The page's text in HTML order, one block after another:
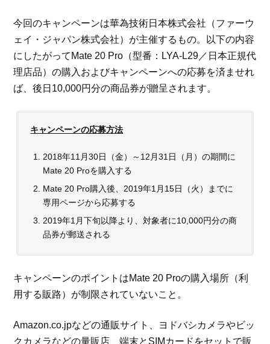
今回のキャンペーンは華為技術日本株式会社（ファーウ
ェイ・ジャパン株式会社）が主催するもの。以下の内容
にしたがってMate 20 Pro（型番：LYA-L29／日本正規代
理店品）の購入およびキャンペーンへの応募を済ませれ
ば、後日10,000円分の商品券が贈呈されます。
キャンペーンの応募方法
2018年11月30日（金）～12月31日（月）の期間に
Mate 20 Proを購入する
Mate 20 Pro購入後、2019年1月15日（火）までに
専用ページから応募する
2019年1月下旬以降より、対象者に10,000円分の商
品券が郵送される
キャンペーンのポイントはMate 20 Proの購入場所（利
用する販路）が制限されていないこと。
Amazon.co.jpなどの通販サイト、ヨドバシカメラやビッ
クカメラなどの量販店、端末とSIMカードをセットで販